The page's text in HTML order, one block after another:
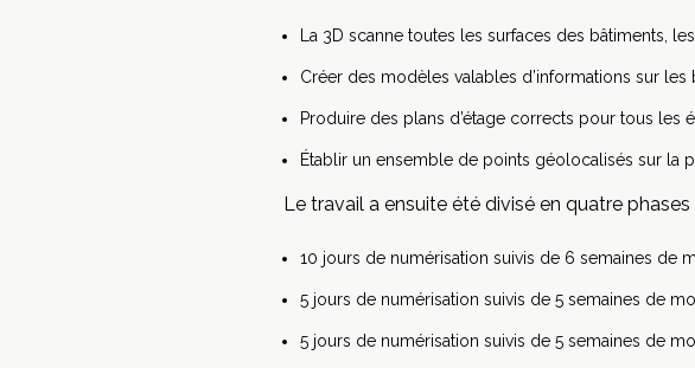
La 3D scanne toutes les surfaces des bâtiments,
Créer des modèles valables d’informations sur les
Produire des plans d’étage corrects pour tous les
Établir un ensemble de points géolocalisés sur la
Le travail a ensuite été divisé en quatre
10 jours de numérisation suivis de 6 semaines de
5 jours de numérisation suivis de 5 semaines de
5 jours de numérisation suivis de 5 semaines de